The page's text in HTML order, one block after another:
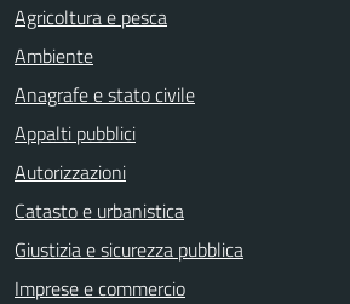
Agricoltura e pesca
Ambiente
Anagrafe e stato civile
Appalti pubblici
Autorizzazioni
Catasto e urbanistica
Giustizia e sicurezza pubblica
Imprese e commercio